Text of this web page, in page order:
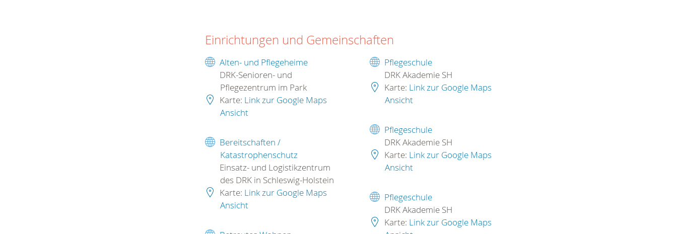
Einrichtungen und Gemeinschaften
Alten- und Pflegeheime
DRK-Senioren- und
Pflegezentrum im Park
Karte: Link zur Google Maps
Ansicht
Bereitschaften /
Katastrophenschutz
Einsatz- und Logistikzentrum
des DRK in Schleswig-Holstein
Karte: Link zur Google Maps
Ansicht
Pflegeschule
DRK Akademie SH
Karte: Link zur Google Maps
Ansicht
Pflegeschule
DRK Akademie SH
Karte: Link zur Google Maps
Ansicht
Pflegeschule
DRK Akademie SH
Karte: Link zur Google Maps